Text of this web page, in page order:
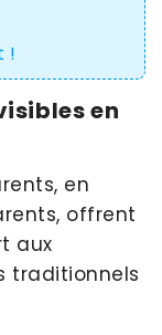
!
en
en
offrent
aux
traditionnels